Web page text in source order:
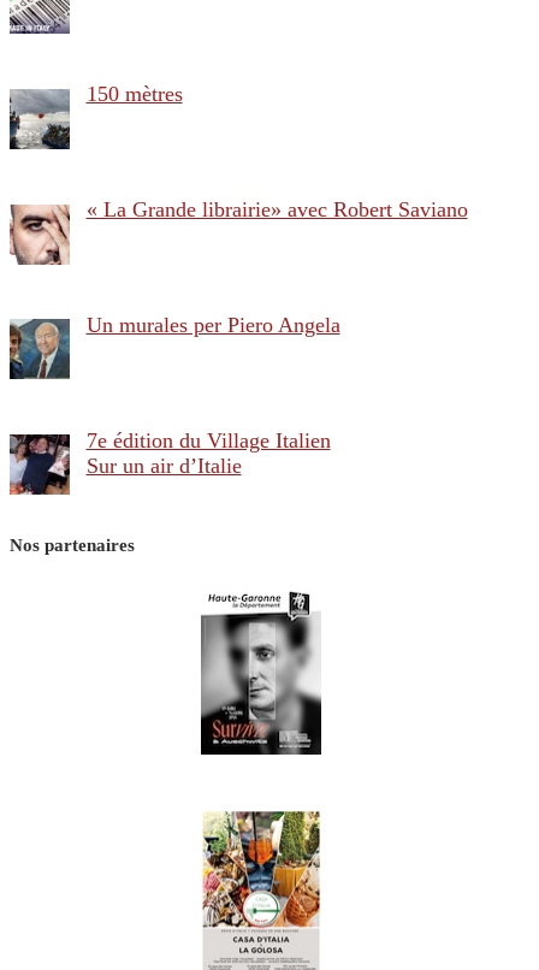
150 mètres
« La Grande librairie» avec Robert Saviano
Un murales per Piero Angela
7e édition du Village Italien
Sur un air d’Italie
Nos partenaires